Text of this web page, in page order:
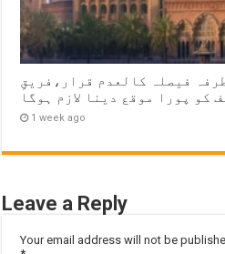
فیصلہ کالعدم قرار،فریقِ
کو پورا موقع دینا لازم ہوگا
1 week ago
Leave a Reply
Your email address will not be